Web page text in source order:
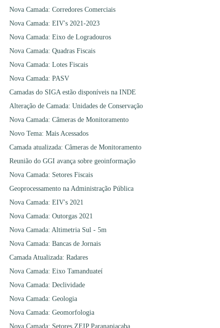
Nova Camada: Corredores Comerciais
Nova Camada: EIV's 2021-2023
Nova Camada: Eixo de Logradouros
Nova Camada: Quadras Fiscais
Nova Camada: Lotes Fiscais
Nova Camada: PASV
Camadas do SIGA estão disponíveis na INDE
Alteração de Camada: Unidades de Conservação
Nova Camada: Câmeras de Monitoramento
Novo Tema: Mais Acessados
Camada atualizada: Câmeras de Monitoramento
Reunião do GGI avança sobre geoinformação
Nova Camada: Setores Fiscais
Geoprocessamento na Administração Pública
Nova Camada: EIV's 2021
Nova Camada: Outorgas 2021
Nova Camada: Altimetria Sul - 5m
Nova Camada: Bancas de Jornais
Camada Atualizada: Radares
Nova Camada: Eixo Tamanduateí
Nova Camada: Declividade
Nova Camada: Geologia
Nova Camada: Geomorfologia
Nova Camada: Setores ZEIP Paranapiacaba